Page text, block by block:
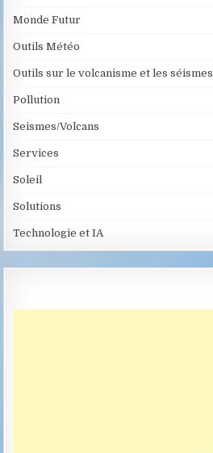
Monde Futur
Outils Météo
Outils sur le volcanisme et les séismes
Pollution
Seismes/Volcans
Services
Soleil
Solutions
Technologie et IA